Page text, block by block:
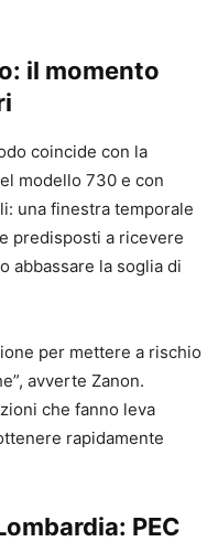
il momento
coincide con la
modello 730 e con
una finestra temporale
predisposti a ricevere
abbassare la soglia di
per mettere a rischio
avverte Zanon.
che fanno leva
rapidamente
PEC